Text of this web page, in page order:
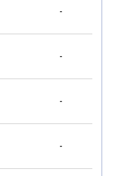
-
-
-
-